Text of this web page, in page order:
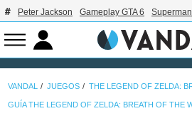
Peter Jackson Gameplay GTA 6 Superman
VANDAL JUEGOS THE LEGEND OF ZELDA:
GUÍA THE LEGEND OF ZELDA: BREATH OF THE